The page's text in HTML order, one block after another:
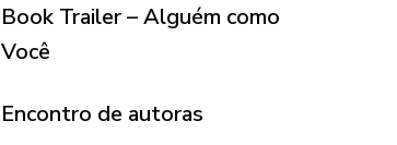
Book Trailer – Alguém como
Você
Encontro de autoras